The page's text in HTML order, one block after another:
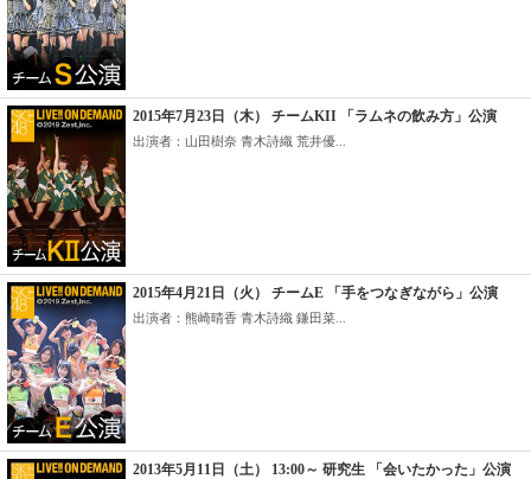
2015年7月23日（木） チームKII 「ラムネの飲み方」公演
出演者：山田樹奈 青木詩織 荒井優...
2015年4月21日（火） チームE 「手をつなぎながら」公演
出演者：熊崎晴香 青木詩織 鎌田菜...
2013年5月11日（土） 13:00～ 研究生 「会いたかった」公演